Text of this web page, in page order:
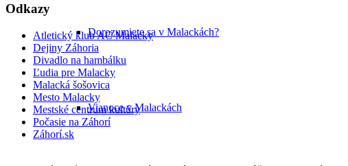
Dorozumiete sa v Malackách?
Vianoce v Malackách
Odkazy
Atletický klub AC Malacky
Dejiny Záhoria
Divadlo na hambálku
Ľudia pre Malacky
Malacká šošovica
Mesto Malacky
Mestské centrum kultúry
Počasie na Záhorí
Záhorí.sk